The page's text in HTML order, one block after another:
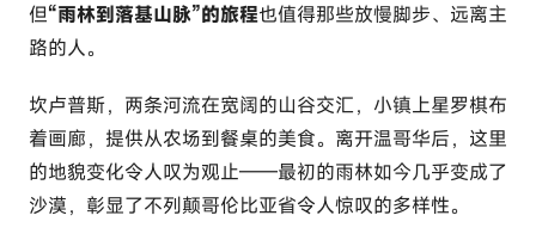
但“雨林到落基山脉”的旅程也值得那些放慢脚步、远离主
路的人。
坎卢普斯，两条河流在宽阔的山谷交汇，小镇上星罗棋布
着画廊，提供从农场到餐桌的美食。离开温哥华后，这里
的地貌变化令人叹为观止——最初的雨林如今几乎变成了
沙漠，彰显了不列颠哥伦比亚省令人惊叹的多样性。